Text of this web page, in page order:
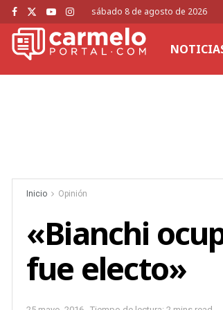
sábado 8 de agosto de 2026
Inicio Opinión
«Bianchi
fue electo»